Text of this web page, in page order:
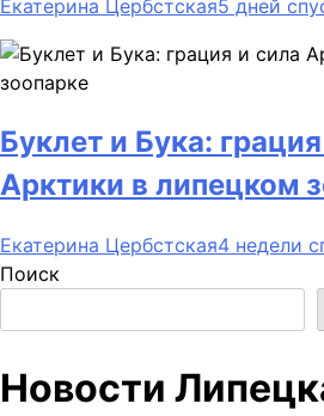
Екатерина Цербстская5 дней
Буклет и Бука:
Арктики в липецком
Екатерина Цербстская4 недели
Поиск
Новости